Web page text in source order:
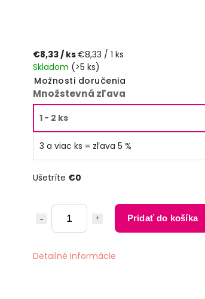
€8,33 / ks€8,33 / 1 ks
Skladom (>5 ks)
Možnosti doručenia
Množstevná zľava
1 - 2 ks
3 a viac ks = zľava 5 %
Ušetríte €0
Pridať do košíka
Detailné informácie